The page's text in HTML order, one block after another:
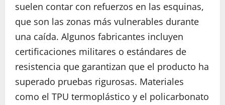
suelen contar con refuerzos en las esquinas,
que son las zonas más vulnerables durante
una caída. Algunos fabricantes incluyen
certificaciones militares o estándares de
resistencia que garantizan que el producto ha
superado pruebas rigurosas. Materiales
como el TPU termoplástico y el policarbonato